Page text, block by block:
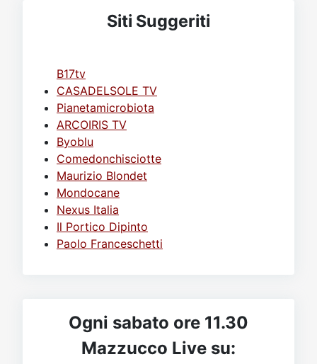
Siti Suggeriti
B17tv
CASADELSOLE TV
Pianetamicrobiota
ARCOIRIS TV
Byoblu
Comedonchisciotte
Maurizio Blondet
Mondocane
Nexus Italia
Il Portico Dipinto
Paolo Franceschetti
Ogni sabato ore 11.30
Mazzucco Live su: